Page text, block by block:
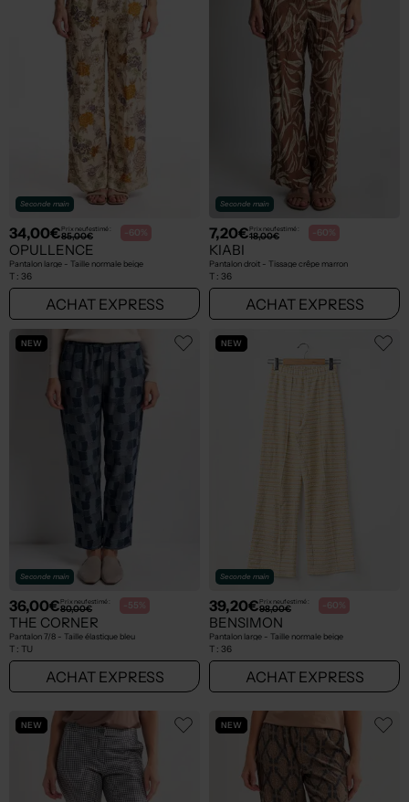
Seconde main
34,00€Prix neuf estimé :
85,00€ -60%
OPULLENCE
Pantalon large - Taille normale beige
T : 36
ACHAT EXPRESS
Seconde main
7,20€Prix neuf estimé :
18,00€ -60%
KIABI
Pantalon droit - Tissage crêpe marron
T : 36
ACHAT EXPRESS
NEW
Seconde main
36,00€Prix neuf estimé :
80,00€ -55%
THE CORNER
Pantalon 7/8 - Taille élastique bleu
T : TU
ACHAT EXPRESS
NEW
Seconde main
39,20€Prix neuf estimé :
98,00€ -60%
BENSIMON
Pantalon large - Taille normale beige
T : 36
ACHAT EXPRESS
NEW NEW